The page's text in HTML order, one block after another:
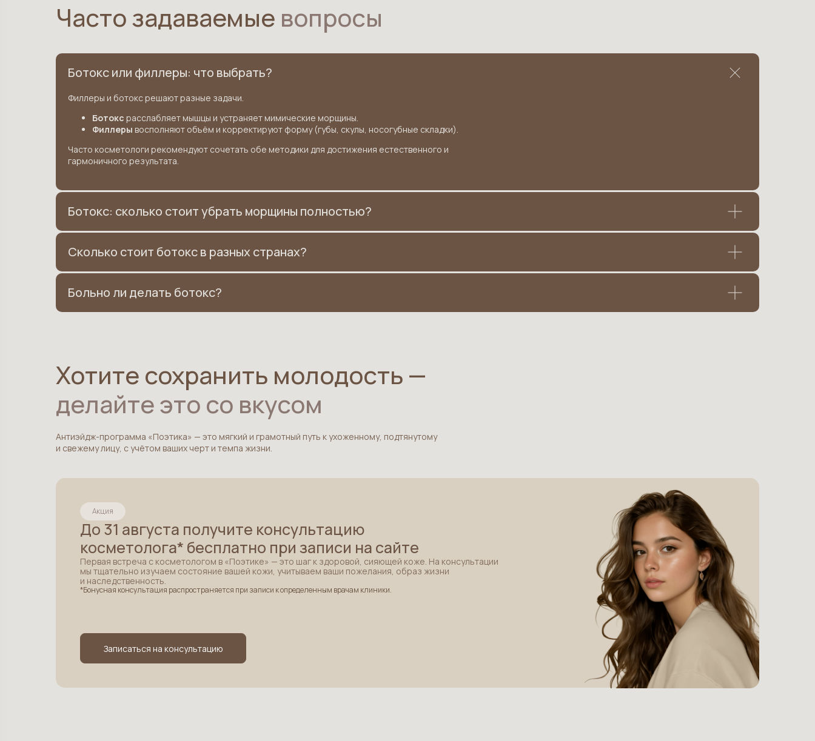
Часто задаваемые вопросы
Ботокс или филлеры: что выбрать?
Филлеры и ботокс решают разные задачи.
Ботокс расслабляет мышцы и устраняет мимические морщины.
Филлеры восполняют объём и корректируют форму (губы, скулы, носогубные складки).
Часто косметологи рекомендуют сочетать обе методики для достижения естественного и
гармоничного результата.
Ботокс: сколько стоит убрать морщины полностью?
Сколько стоит ботокс в разных странах?
Больно ли делать ботокс?
Хотите сохранить молодость —
делайте это со вкусом
Антиэйдж-программа «Поэтика» — это мягкий и грамотный путь к ухоженному, подтянутому
и свежему лицу, с учётом ваших черт и темпа жизни.
Акция
До 31 августа получите консультацию
косметолога* бесплатно при записи на сайте
Первая встреча с косметологом в «Поэтике» — это шаг к здоровой, сияющей коже. На консультации
мы тщательно изучаем состояние вашей кожи, учитываем ваши пожелания, образ жизни
и наследственность.
*Бонусная консультация распространяется при записи к определенным врачам клиники.
Записаться на консультацию